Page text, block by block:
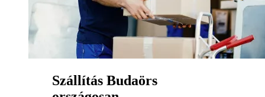
Szállítás Budaörs